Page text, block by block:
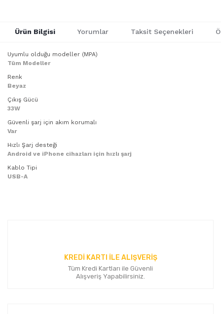
Ürün Bilgisi Yorumlar Taksit Seçenekleri
Uyumlu olduğu modeller (MPA)
Tüm Modeller
Renk
Beyaz
Çıkış Gücü
33W
Güvenli şarj için akım korumalı
Var
Hızlı Şarj desteği
Android ve iPhone cihazları için hızlı şarj
Kablo Tipi
USB-A
Ürün açıklamasında eksik bilgiler bulunuyor.
Ürün bilgilerinde hatalar bulunuyor.
KREDİ KARTI İLE ALIŞVERİŞ
Tüm Kredi Kartları ile Güvenli
Alışveriş Yapabilirsiniz.